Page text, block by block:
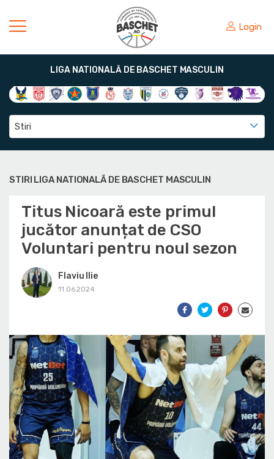
Login
LIGA NATIONALĂ DE BASCHET MASCULIN
Stiri
STIRI LIGA NATIONALĂ DE BASCHET MASCULIN
Titus Nicoară este primul
jucător anunțat de CSO
Voluntari pentru noul sezon
Flaviu Ilie
11.06.2024